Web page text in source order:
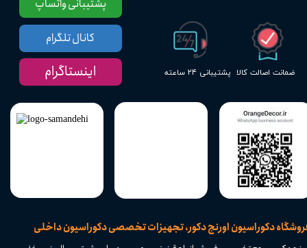
دکوراسیون اورنج دکور، تجهیزات تخصصی دکوراسیون داخلی
پشتیبانی ۲۴ ساعته ضمانت اصالت کالا
پشتیبانی واتساپ
کانال تلگرام
اینستاگرام